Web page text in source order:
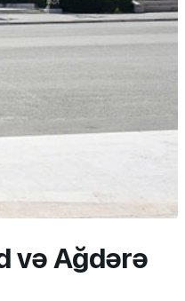
və Ağdərə